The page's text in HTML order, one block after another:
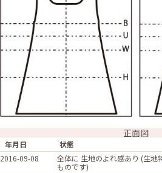
正面図
年月日 状態
2016-09-08
全体に 生地のよれ感あり (生地
ものです)